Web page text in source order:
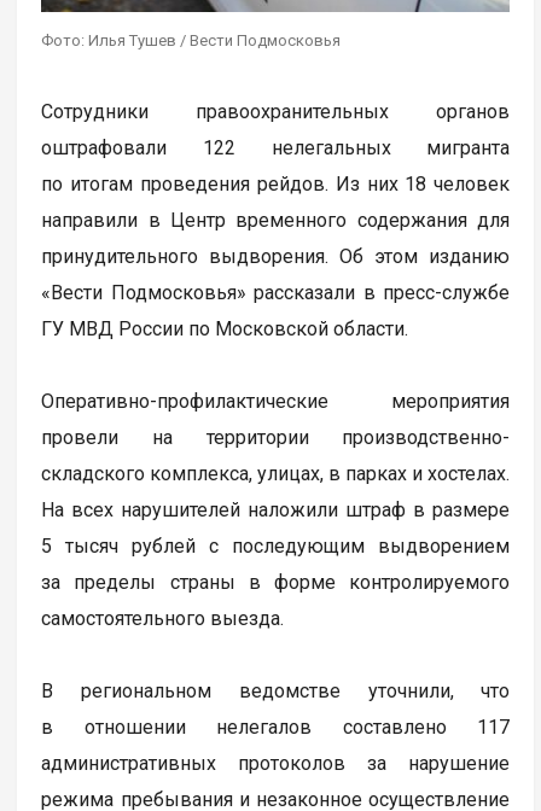
Фото: Илья Тушев / Вести Подмосковья
Сотрудники правоохранительных органов
оштрафовали 122 нелегальных мигранта
по итогам проведения рейдов. Из них 18 человек
направили в Центр временного содержания для
принудительного выдворения. Об этом изданию
«Вести Подмосковья» рассказали в пресс-службе
ГУ МВД России по Московской области.
Оперативно-профилактические мероприятия
провели на территории производственно-
складского комплекса, улицах, в парках и хостелах.
На всех нарушителей наложили штраф в размере
5 тысяч рублей с последующим выдворением
за пределы страны в форме контролируемого
самостоятельного выезда.
В региональном ведомстве уточнили, что
в отношении нелегалов составлено 117
административных протоколов за нарушение
режима пребывания и незаконное осуществление